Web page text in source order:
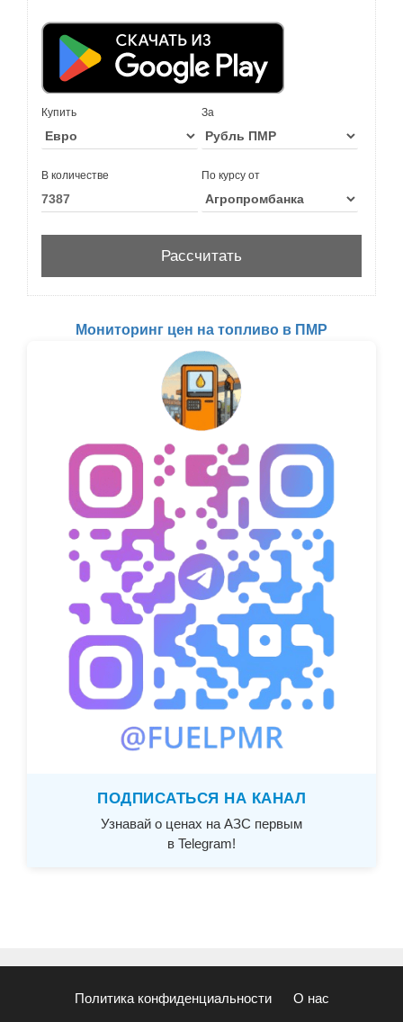
Купить За
В количестве По курсу от
Мониторинг цен на топливо в ПМР
ПОДПИСАТЬСЯ НА КАНАЛ
Узнавай о ценах на АЗС первым
в Telegram!
Политика конфиденциальности О нас